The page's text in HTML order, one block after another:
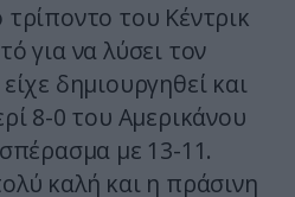
του Κέντρικ
για να λύσει τον
δημιουργηθεί και
8-0 του Αμερικάνου
με 13-11.
καλή και η πράσινη